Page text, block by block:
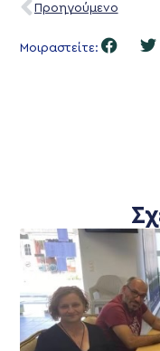
Προηγούμενο
Μοιραστείτε: